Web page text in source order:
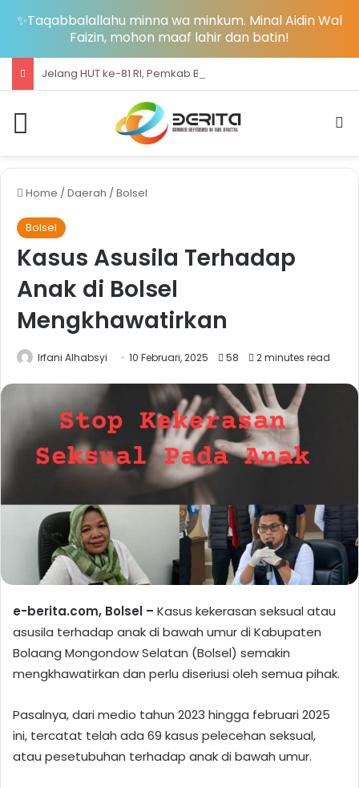
✨Taqabbalallahu minna wa minkum. Minal Aidin Wal
Faizin, mohon maaf lahir dan batin!
Home / Daerah / Bolsel
Bolsel
Kasus Asusila Terhadap
Anak di Bolsel
Mengkhawatirkan
Irfani Alhabsyi 10 Februari, 2025 58 2 minutes read
e-berita.com, Bolsel – Kasus kekerasan seksual atau
asusila terhadap anak di bawah umur di Kabupaten
Bolaang Mongondow Selatan (Bolsel) semakin
mengkhawatirkan dan perlu diseriusi oleh semua pihak.
Pasalnya, dari medio tahun 2023 hingga februari 2025
ini, tercatat telah ada 69 kasus pelecehan seksual,
atau pesetubuhan terhadap anak di bawah umur.